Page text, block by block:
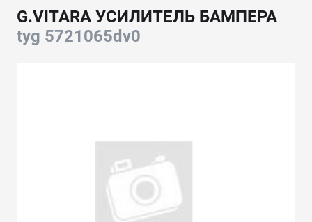
G.VITARA УСИЛИТЕЛЬ БАМПЕРА
tyg 5721065dv0